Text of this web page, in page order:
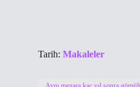
Tarih: Makaleler